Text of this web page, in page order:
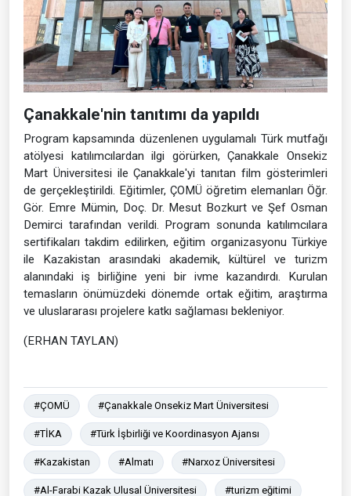
Çanakkale'nin tanıtımı da yapıldı
Program kapsamında düzenlenen uygulamalı Türk mutfağı
atölyesi katılımcılardan ilgi görürken, Çanakkale Onsekiz
Mart Üniversitesi ile Çanakkale'yi tanıtan film gösterimleri
de gerçekleştirildi. Eğitimler, ÇOMÜ öğretim elemanları Öğr.
Gör. Emre Mümin, Doç. Dr. Mesut Bozkurt ve Şef Osman
Demirci tarafından verildi. Program sonunda katılımcılara
sertifikaları takdim edilirken, eğitim organizasyonu Türkiye
ile Kazakistan arasındaki akademik, kültürel ve turizm
alanındaki iş birliğine yeni bir ivme kazandırdı. Kurulan
temasların önümüzdeki dönemde ortak eğitim, araştırma
ve uluslararası projelere katkı sağlaması bekleniyor.
(ERHAN TAYLAN)
#ÇOMÜ #Çanakkale Onsekiz Mart Üniversitesi
#TİKA #Türk İşbirliği ve Koordinasyon Ajansı
#Kazakistan #Almatı #Narxoz Üniversitesi
#Al-Farabi Kazak Ulusal Üniversitesi #turizm eğitimi